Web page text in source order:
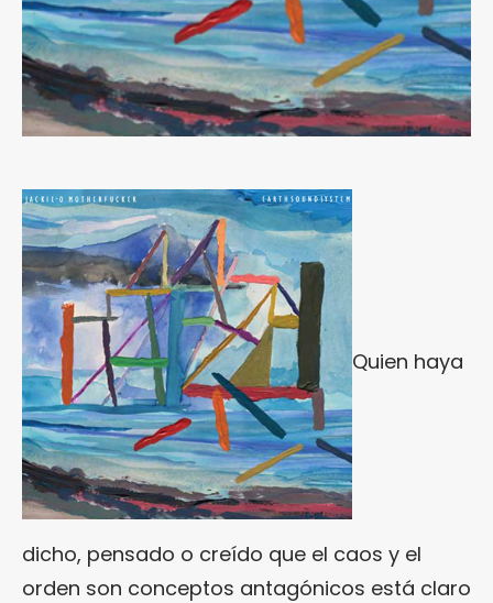
Quien haya
dicho, pensado o creído que el caos y el
orden son conceptos antagónicos está claro